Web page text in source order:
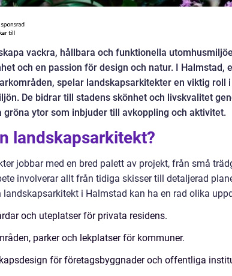
vackra, hållbara och funktionella
och en passion för design och natur. I Halmstad,
spelar landskapsarkitekter en viktig roll
De bidrar till stadens skönhet och livskvalitet
gröna ytor som inbjuder till avkoppling och aktivitet.
landskapsarkitekt?
jobbar med en bred palett av projekt, från små
involverar allt från tidiga skisser till detaljerad
landskapsarkitekt i Halmstad kan ha en rad olika
och uteplatser för privata residens.
parker och lekplatser för kommuner.
för företagsbyggnader och offentliga